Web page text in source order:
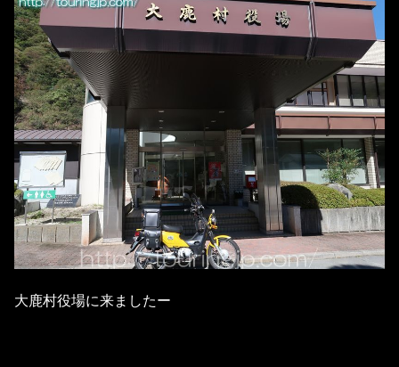
大鹿村役場に来ましたー